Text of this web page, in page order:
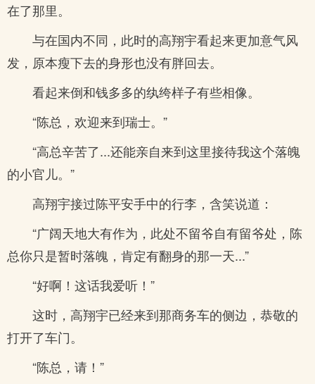
在了那里。
与在国内不同，此时的高翔宇看起来更加意气风
发，原本瘦下去的身形也没有胖回去。
看起来倒和钱多多的纨绔样子有些相像。
“陈总，欢迎来到瑞士。”
“高总辛苦了...还能亲自来到这里接待我这个落魄
的小官儿。”
高翔宇接过陈平安手中的行李，含笑说道：
“广阔天地大有作为，此处不留爷自有留爷处，陈
总你只是暂时落魄，肯定有翻身的那一天...”
“好啊！这话我爱听！”
这时，高翔宇已经来到那商务车的侧边，恭敬的
打开了车门。
“陈总，请！”